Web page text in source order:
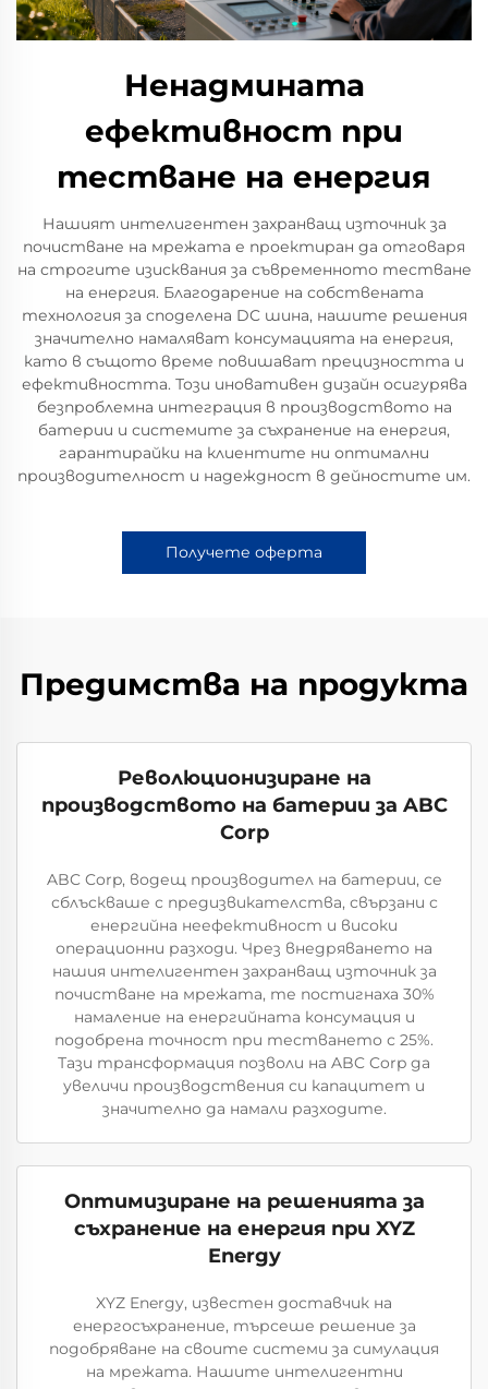
Ненадмината
ефективност при
тестване на енергия
Нашият интелигентен захранващ източник за
почистване на мрежата е проектиран да отговаря
на строгите изисквания за съвременното тестване
на енергия. Благодарение на собствената
технология за споделена DC шина, нашите решения
значително намаляват консумацията на енергия,
като в същото време повишават прецизността и
ефективността. Този иновативен дизайн осигурява
безпроблемна интеграция в производството на
батерии и системите за съхранение на енергия,
гарантирайки на клиентите ни оптимални
производителност и надеждност в дейностите им.
Получете оферта
Предимства на продукта
Революционизиране на
производството на батерии за ABC
Corp
ABC Corp, водещ производител на батерии, се
сблъскваше с предизвикателства, свързани с
енергийна неефективност и високи
операционни разходи. Чрез внедряването на
нашия интелигентен захранващ източник за
почистване на мрежата, те постигнаха 30%
намаление на енергийната консумация и
подобрена точност при тестването с 25%.
Тази трансформация позволи на ABC Corp да
увеличи производствения си капацитет и
значително да намали разходите.
Оптимизиране на решенията за
съхранение на енергия при XYZ
Energy
XYZ Energy, известен доставчик на
енергосъхранение, търсеше решение за
подобряване на своите системи за симулация
на мрежата. Нашите интелигентни